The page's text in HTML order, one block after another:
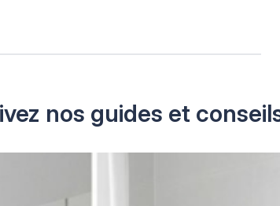
nos guides et